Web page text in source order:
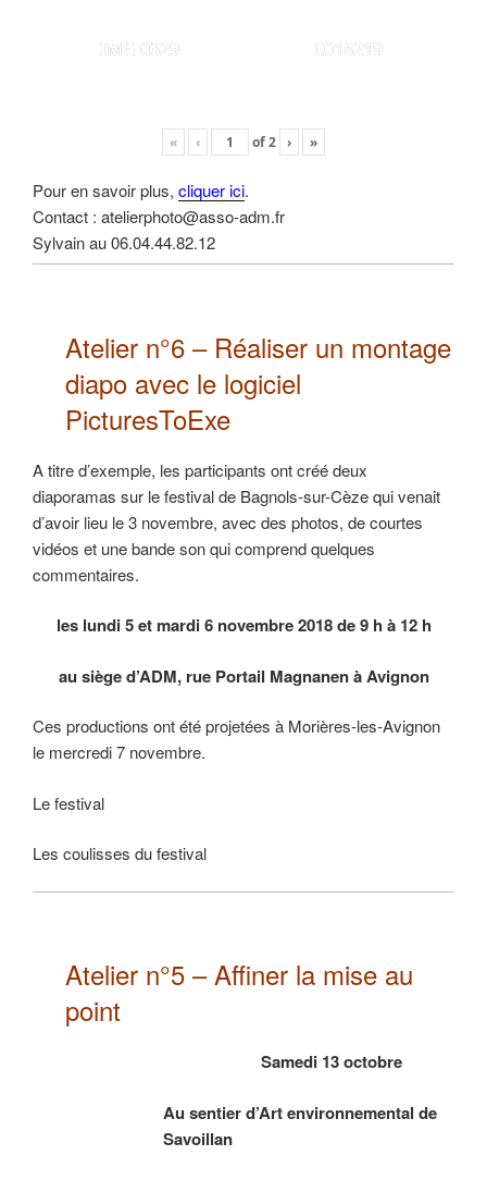
IMG 0329 C018219
« ‹ of2 › »
Pour en savoir plus, cliquer ici.
Contact : atelierphoto@asso-adm.fr
Sylvain au 06.04.44.82.12
Atelier n°6 – Réaliser un montage
diapo avec le logiciel
PicturesToExe
A titre d’exemple, les participants ont créé deux
diaporamas sur le festival de Bagnols-sur-Cèze qui venait
d’avoir lieu le 3 novembre, avec des photos, de courtes
vidéos et une bande son qui comprend quelques
commentaires.
les lundi 5 et mardi 6 novembre 2018 de 9 h à 12 h
au siège d’ADM, rue Portail Magnanen à Avignon
Ces productions ont été projetées à Morières-les-Avignon
le mercredi 7 novembre.
Le festival
Les coulisses du festival
Atelier n°5 – Affiner la mise au
point
Samedi 13 octobre
Au sentier d’Art environnemental de
Savoillan